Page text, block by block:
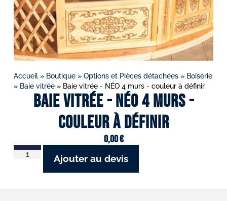
Accueil» Boutique» Options et Pièces détachées» Boiserie
» Baie vitrée» Baie vitrée - NÉO 4 murs - couleur à définir
Baie vitrée - NÉO 4 murs -
couleur à définir
0,00€
Ajouter au devis